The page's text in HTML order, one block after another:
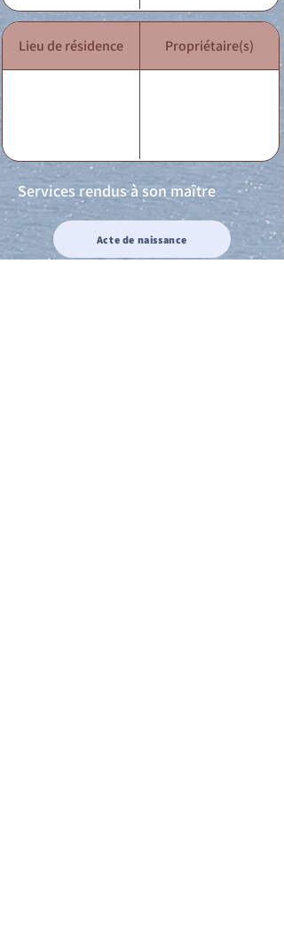
Lieu de résidence Propriétaire(s)
Services rendus à son maître
Acte de naissance